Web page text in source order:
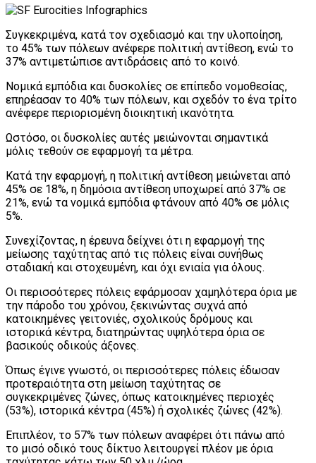
Συγκεκριμένα, κατά τον σχεδιασμό και την υλοποίηση,
το 45% των πόλεων ανέφερε πολιτική αντίθεση, ενώ το
37% αντιμετώπισε αντιδράσεις από το κοινό.
Νομικά εμπόδια και δυσκολίες σε επίπεδο νομοθεσίας,
επηρέασαν το 40% των πόλεων, και σχεδόν το ένα τρίτο
ανέφερε περιορισμένη διοικητική ικανότητα.
Ωστόσο, οι δυσκολίες αυτές μειώνονται σημαντικά
μόλις τεθούν σε εφαρμογή τα μέτρα.
Κατά την εφαρμογή, η πολιτική αντίθεση μειώνεται από
45% σε 18%, η δημόσια αντίθεση υποχωρεί από 37% σε
21%, ενώ τα νομικά εμπόδια φτάνουν από 40% σε μόλις
5%.
Συνεχίζοντας, η έρευνα δείχνει ότι η εφαρμογή της
μείωσης ταχύτητας από τις πόλεις είναι συνήθως
σταδιακή και στοχευμένη, και όχι ενιαία για όλους.
Οι περισσότερες πόλεις εφάρμοσαν χαμηλότερα όρια με
την πάροδο του χρόνου, ξεκινώντας συχνά από
κατοικημένες γειτονιές, σχολικούς δρόμους και
ιστορικά κέντρα, διατηρώντας υψηλότερα όρια σε
βασικούς οδικούς άξονες.
Όπως έγινε γνωστό, οι περισσότερες πόλεις έδωσαν
προτεραιότητα στη μείωση ταχύτητας σε
συγκεκριμένες ζώνες, όπως κατοικημένες περιοχές
(53%), ιστορικά κέντρα (45%) ή σχολικές ζώνες (42%).
Επιπλέον, το 57% των πόλεων αναφέρει ότι πάνω από
το μισό οδικό τους δίκτυο λειτουργεί πλέον με όρια